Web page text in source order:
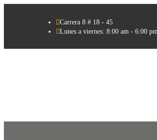
Carrera 8 # 18 - 45
Lunes a viernes: 8:00 am - 6:00